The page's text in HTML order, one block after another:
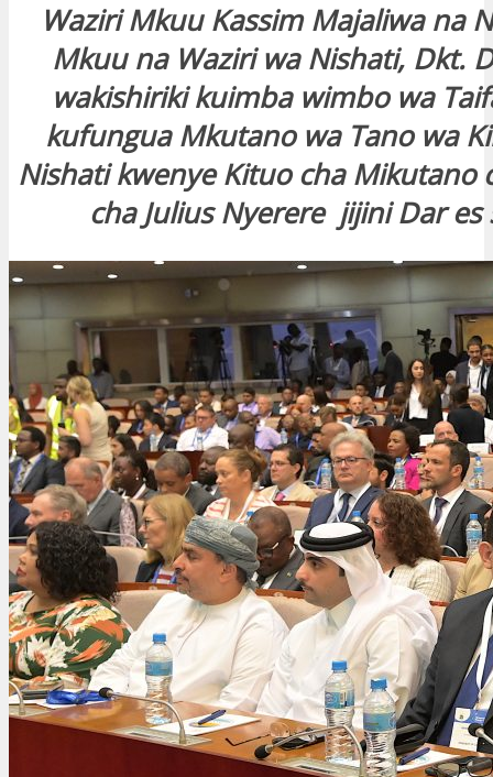
Waziri Mkuu Kassim Majaliwa na
Mkuu na Waziri wa Nishati, Dkt.
wakishiriki kuimba wimbo wa
kufungua Mkutano wa Tano wa
Nishati kwenye Kituo cha Mikutano
cha Julius Nyerere jijini Dar es